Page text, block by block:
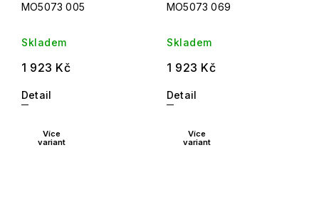
MO5073 005
Skladem
1 923 Kč
Detail
MO5073 069
Skladem
1 923 Kč
Detail
Více
variant
Více
variant